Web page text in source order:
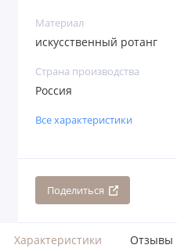
Материал
искусственный ротанг
Страна производства
Россия
Все характеристики
Поделиться
Характеристики Отзывы